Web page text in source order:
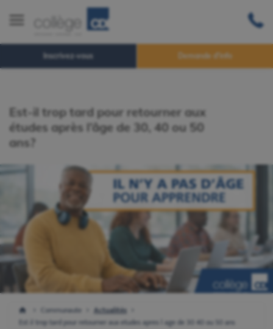
Inscrivez-vous Demande d'info
Est-il trop tard pour retourner aux
études après l’âge de 30, 40 ou 50
ans?
Communaute
Actualités
Est il trop tard pour retourner aux etudes apres l age de 30 40 ou 50 ans